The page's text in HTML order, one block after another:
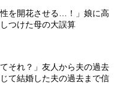
性を開花させる…！」娘に高
つけた母の大誤算
それ？」友人から夫の過去
て結婚した夫の過去まで信